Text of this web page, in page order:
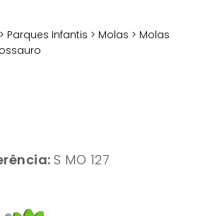
> Parques Infantis > Molas > Molas
S MO 127